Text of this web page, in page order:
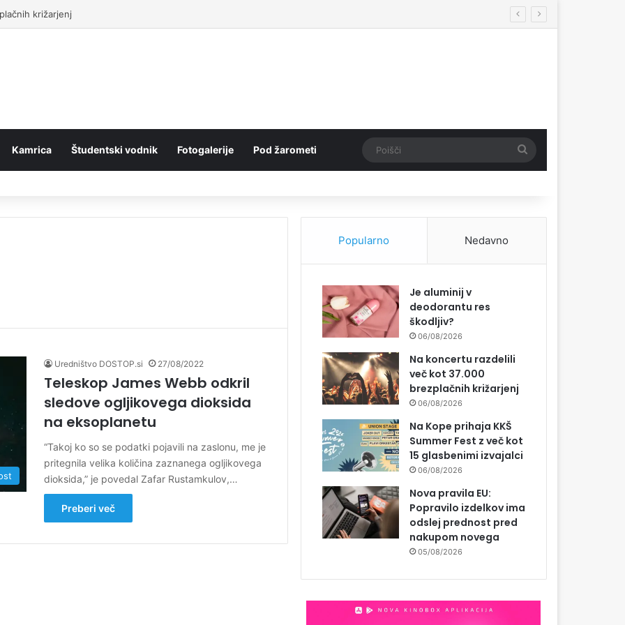
križarjenj
Kamrica Študentski vodnik Fotogalerije Pod žarometi
Uredništvo DOSTOP.si 27/08/2022
Teleskop James Webb odkril
sledove ogljikovega dioksida
na eksoplanetu
“Takoj ko so se podatki pojavili na zaslonu, me je
pritegnila velika količina zaznanega ogljikovega
dioksida,” je povedal Zafar Rustamkulov,…
Preberi več
Popularno Nedavno
Je aluminij v
deodorantu res
škodljiv?
06/08/2026
Na koncertu razdelili
več kot 37.000
brezplačnih križarjenj
06/08/2026
Na Kope prihaja KKŠ
Summer Fest z več kot
15 glasbenimi izvajalci
06/08/2026
Nova pravila EU:
Popravilo izdelkov ima
odslej prednost pred
nakupom novega
05/08/2026